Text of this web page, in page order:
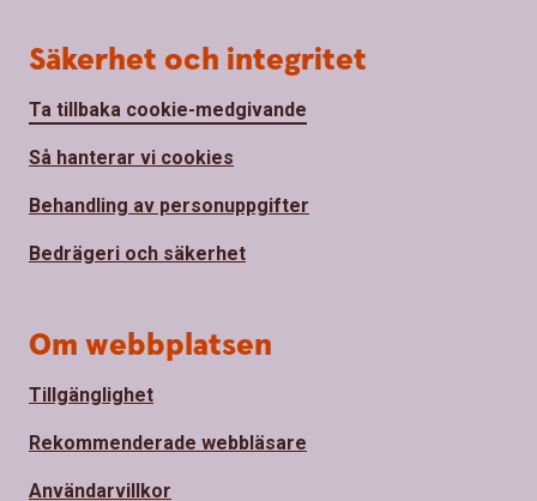
Säkerhet och integritet
Ta tillbaka cookie-medgivande
Så hanterar vi cookies
Behandling av personuppgifter
Bedrägeri och säkerhet
Om webbplatsen
Tillgänglighet
Rekommenderade webbläsare
Användarvillkor